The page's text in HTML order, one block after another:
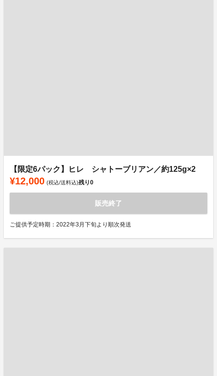
【限定6パック】ヒレ シャトーブリアン／約125g×2
¥12,000 (税込/送料込)残り0
販売終了
ご提供予定時期：2022年3月下旬より順次発送